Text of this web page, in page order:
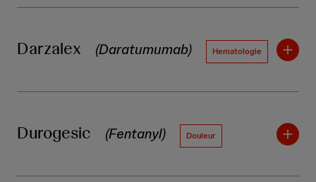
Darzalex (Daratumumab) Hematologie
Durogesic (Fentanyl) Douleur